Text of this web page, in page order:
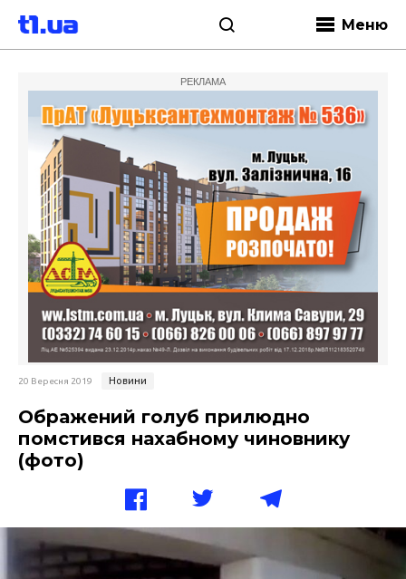
Меню
РЕКЛАМА
20 Вересня 2019 Новини
Ображений голуб прилюдно
помстився нахабному чиновнику
(фото)